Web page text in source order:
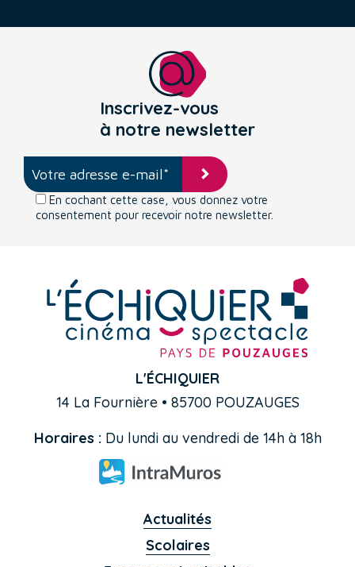
Inscrivez-vous
à notre newsletter
En cochant cette case, vous donnez votre
consentement pour recevoir notre newsletter.
L'ÉCHIQUIER
14 La Fournière • 85700 POUZAUGES
Horaires : Du lundi au vendredi de 14h à 18h
Actualités
Scolaires